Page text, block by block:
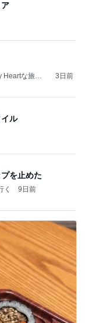
Heartな旅日
3日前
ル
を止めた
く 9日前